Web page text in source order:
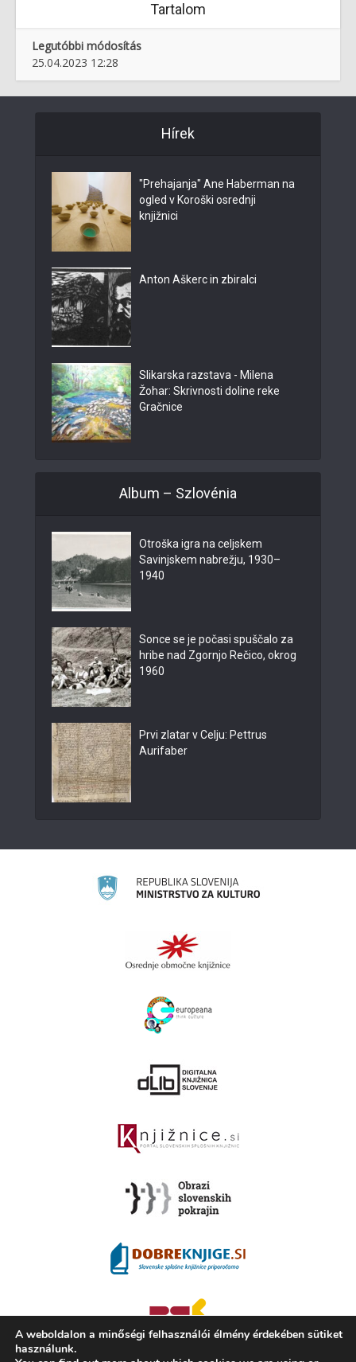
Tartalom
Legutóbbi módosítás
25.04.2023 12:28
Hírek
"Prehajanja" Ane Haberman na
ogled v Koroški osrednji
knjižnici
Anton Aškerc in zbiralci
Slikarska razstava - Milena
Žohar: Skrivnosti doline reke
Gračnice
Album – Szlovénia
Otroška igra na celjskem
Savinjskem nabrežju, 1930–
1940
Sonce se je počasi spuščalo za
hribe nad Zgornjo Rečico, okrog
1960
Prvi zlatar v Celju: Pettrus
Aurifaber
A weboldalon a minőségi felhasználói élmény érdekében sütiket
használunk.